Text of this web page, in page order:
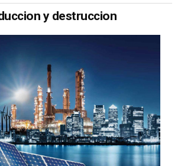
y destruccion